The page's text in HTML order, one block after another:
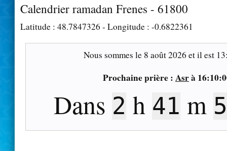
Calendrier ramadan Frenes - 61800
Latitude : 48.7847326 - Longitude : -0.6822361
Nous sommes le 8 août 2026 et il est
Prochaine prière : Asrà
Dans 2 h 41 m